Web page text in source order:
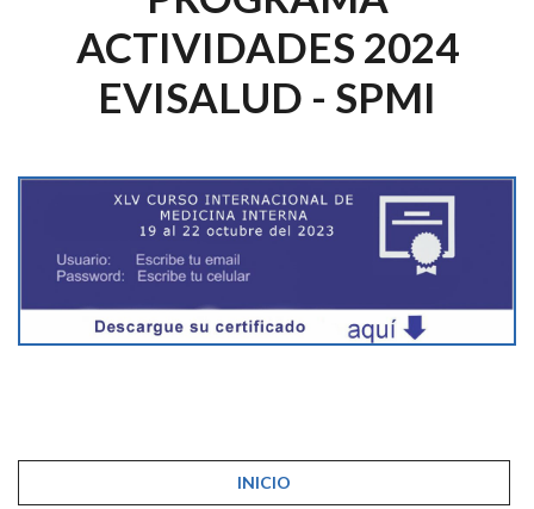
ACTIVIDADES 2024
EVISALUD - SPMI
INICIO